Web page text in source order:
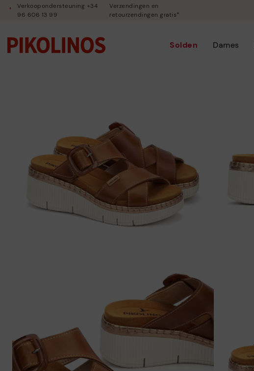
Verkoopondersteuning +34
96 606 13 99
Verzendingen en
retourzendingen gratis*
Solden Dames